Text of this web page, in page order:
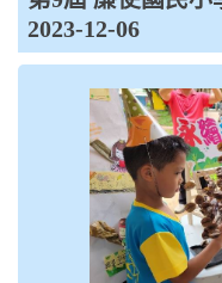
2023-12-06